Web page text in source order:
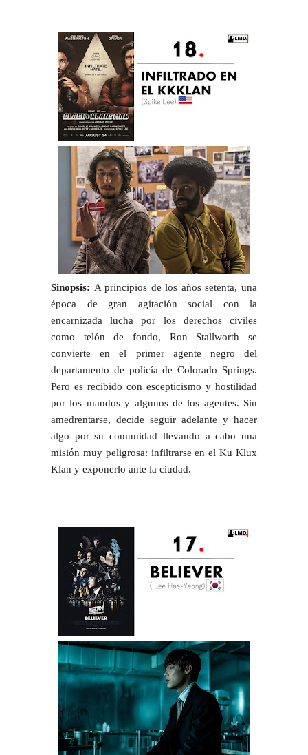
Sinopsis: A principios de los años setenta, una
época de gran agitación social con la
encarnizada lucha por los derechos civiles
como telón de fondo, Ron Stallworth se
convierte en el primer agente negro del
departamento de policía de Colorado Springs.
Pero es recibido con escepticismo y hostilidad
por los mandos y algunos de los agentes. Sin
amedrentarse, decide seguir adelante y hacer
algo por su comunidad llevando a cabo una
misión muy peligrosa: infiltrarse en el Ku Klux
Klan y exponerlo ante la ciudad.